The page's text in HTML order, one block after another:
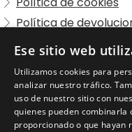
Política de
Acuerdo de licencia
Política de uso
Empresa
Acerca de nosotros
Ese sitio web
Utilizamos cookies para
analizar nuestro tráfico.
uso de nuestro sitio con
quienes pueden combinarla
proporcionado o que hayan